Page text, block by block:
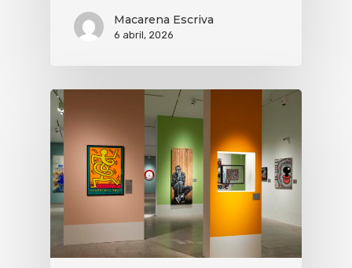
Macarena Escriva
6 abril, 2026